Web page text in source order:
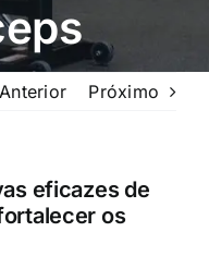
Anterior Próximo
eficazes de
os